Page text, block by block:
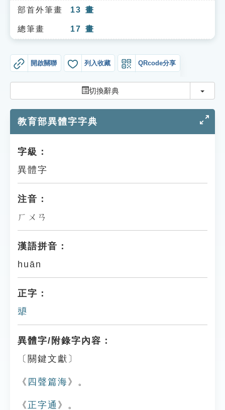
知識索引
單字索引
遊戲專區
教學應用
貓頭鷹博士
部首外筆畫 13 畫
總筆畫 17 畫
開啟關聯 列入收藏 QRcode分享
切換辭典 切換
教育部異體字字典
字級：
異體字
注音：
ㄏㄨㄢ
漢語拼音：
huān
正字：
㹕
異體字/附錄字內容：
〔關鍵文獻〕
《 四聲篇海 》。
《 正字通 》。